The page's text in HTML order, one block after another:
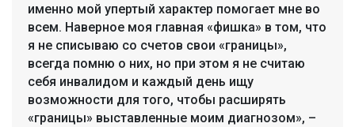
именно мой упертый характер помогает мне во
всем. Наверное моя главная «фишка» в том, что
я не списываю со счетов свои «границы»,
всегда помню о них, но при этом я не считаю
себя инвалидом и каждый день ищу
возможности для того, чтобы расширять
«границы» выставленные моим диагнозом», –